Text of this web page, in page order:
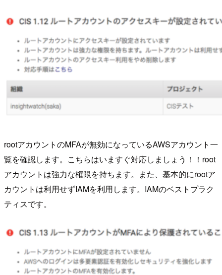
rootアカウントのMFAが無効になっているAWSアカウント一
覧を確認します。こちらはいますぐ対応しましょう！！root
アカウントは強力な権限を持ちます。また、基本的にrootア
カウントは利用せずIAMを利用します。IAMのベストプラク
ティスです。